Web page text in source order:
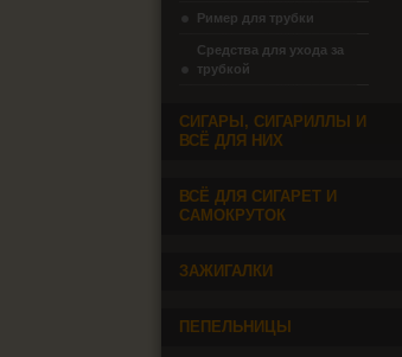
Ример для трубки
Средства для ухода за
трубкой
СИГАРЫ, СИГАРИЛЛЫ И
ВСЁ ДЛЯ НИХ
ВСЁ ДЛЯ СИГАРЕТ И
САМОКРУТОК
ЗАЖИГАЛКИ
ПЕПЕЛЬНИЦЫ